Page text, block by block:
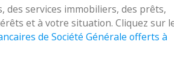
services immobiliers, des prêts,
et à votre situation. Cliquez sur
de Société Générale offerts à